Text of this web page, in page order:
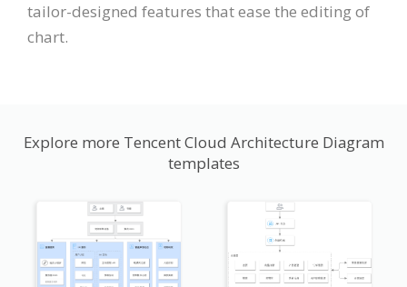
tailor-designed features that ease the editing of
chart.
Explore more Tencent Cloud Architecture Diagram
templates